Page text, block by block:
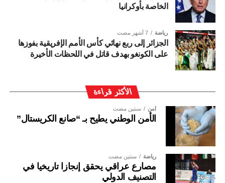
الخاصة بأوكرانيا
رياضة 7 أشهر مضت
الجزائر إلى ربع نهائي كأس الأمم الإفريقية بفوزها
على الكونغو بهدف قاتل في اللحظات الأخيرة
الأكثر قراءة
أمن سنتين مضت
الأمن الوطني يطيح بـ “صانع الكريستال”
رياضة سنتين مضت
مصارع عراقي يحقق إنجازا تاريخيا في
التصنيف الدولي